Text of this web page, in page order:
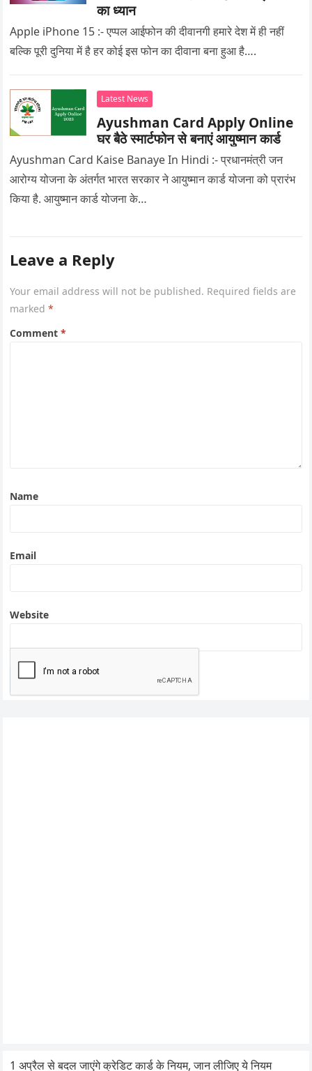
का ध्यान
Apple iPhone 15 :- एप्पल आईफोन की दीवानगी हमारे देश में ही नहीं
बल्कि पूरी दुनिया में है हर कोई इस फोन का दीवाना बना हुआ है….
Latest News
Ayushman Card Apply Online
घर बैठे स्मार्टफोन से बनाएं आयुष्मान कार्ड
Ayushman Card Kaise Banaye In Hindi :- प्रधानमंत्री जन
आरोग्य योजना के अंतर्गत भारत सरकार ने आयुष्मान कार्ड योजना को प्रारंभ
किया है. आयुष्मान कार्ड योजना के…
Leave a Reply
Your email address will not be published. Required fields are
marked*
Comment*
Name
Email
Website
1 अप्रैल से बदल जाएंगे क्रेडिट कार्ड के नियम, जान लीजिए ये नियम